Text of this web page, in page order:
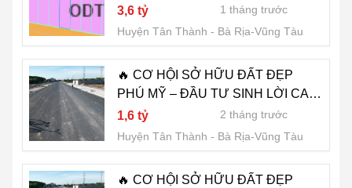
81)
3,6 tỷ
1 tháng trước
Huyện Tân Thành
Bà Rịa-Vũng Tàu
🔥 CƠ HỘI SỞ HỮU ĐẤT ĐẸP
PHÚ MỸ – ĐẦU TƯ SINH LỜI CAO
🔥
1,6 tỷ
2 tháng trước
Huyện Tân Thành
Bà Rịa-Vũng Tàu
🔥 CƠ HỘI SỞ HỮU ĐẤT ĐẸP